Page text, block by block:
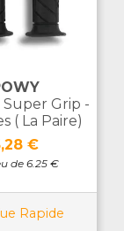
Super Grip -
( La Paire)
€
de 6.25 €
Rapide